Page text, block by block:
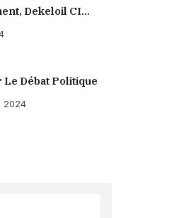
Dekeloil CI
Ex-Ouvriers Un
Débat Politique
2024